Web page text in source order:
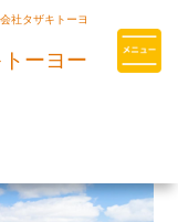
社タザキトーヨ
ーヨー